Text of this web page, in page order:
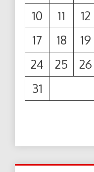
10
11 12
17
18 19
24
25 26
31